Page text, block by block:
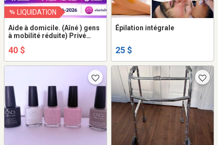
LIQUIDATION
Aide à domicile. (Aîné ) gens
à mobilité réduite) Privé
40 $
Épilation intégrale
25 $